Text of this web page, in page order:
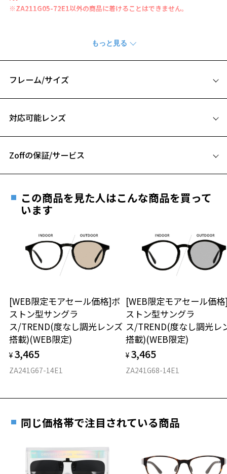
お気に入り
お気に入りリストは こちら
※ZA211G05-72E1以外の商品に着けることはできません。
ターです。
水中の魚やウキをよりくっきりと見たい時に活躍します。
偏光フィルターの着脱方法をみる
※この商品はWEB店舗限定で販売している商品になります。
※偏光フィルターのカラーを他の色に交換することはできません。
ガラスのひずみの干渉色が見えることがあります。
※液晶画面（パソコン・携帯電話・タブレット・カメラ等の液晶画面
※本製品を使用中に違和感を感じた場合は使用を中止してください。
※強い衝撃やひねり等は偏光フィルターが外れる原因となりますので
ご注意ください。
※あまり長い時間ご使用されないようご注意ください。
品名：ファッション用サングラス
レンズの材質：プラスチック
フロント色：ブルー
レンズ枠の材質：French Plastic
紫外線透過率：0.1%以下 (紫外線カット率：99.9%以上)
使用上の注意：高温のところに置いたり、傷をつけるような金属と一
フレーム/サイズ
お持ちのZoffメガネサイズを確認するには？
仕上がり寸法
D 仕上がりの横幅：約145mm
E 仕上がりの縦幅：約49mm
重さ
※サングラス：レンズ込みの重さ
※着脱式サングラス：デモレンズ、アタッチメント込みの重さ
タイプ
対応可能レンズ
フレームとレンズの合計料金を知りたい方へ
Zoffの保証/サービス
Zoffならではの安心サポート
安心1 フレーム１年間品質保証
商品不良により生じた破損等の不具合は、お渡し
日または発送日より１年間修理又は交換させて頂
※保証期間内に交換が行われた場合、保証期間は初期の期間から
延長されません。
安心2 視力測定無料
視力の変化を早めに発見するために、定期的な視
力測定をおすすめいたします。
フレームの歪みやかかり具合の調整・クリーニン
グは、全国のZoff店舗にていつでも対応いたしま
この商品を見た人はこんな商品を買って
います
[WEB限定モアセール価格]ボ
ストン型サングラ
ス/TREND(度なし調光レンズ
搭載)(WEB限定)
¥ 3,465
ZA241G67-14E1
[WEB限定モアセール価
ストン型サングラ
ス/TREND(度なし調光レ
搭載)(WEB限定)
¥ 3,465
ZA241G68-14E1
同じ価格帯で注目されている商品